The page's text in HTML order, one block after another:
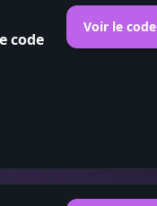
code
Voir le code